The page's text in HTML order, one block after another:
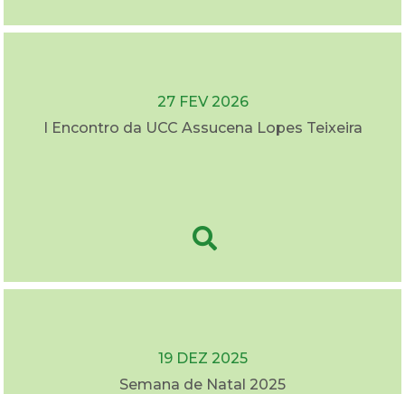
27 FEV 2026
I Encontro da UCC Assucena Lopes Teixeira
19 DEZ 2025
Semana de Natal 2025